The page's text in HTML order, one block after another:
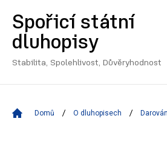
Spořicí státní
dluhopisy
Stabilita, Spolehlivost, Důvěryhodnost
Domů O dluhopisech